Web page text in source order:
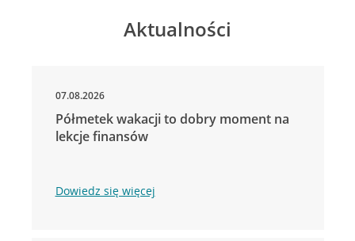
Aktualności
07.08.2026
Półmetek wakacji to dobry moment na
lekcje finansów
Dowiedz się więcej